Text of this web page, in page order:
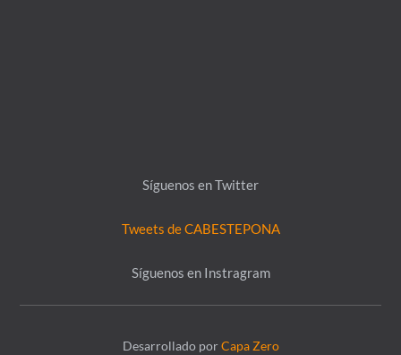
Síguenos en Twitter
Tweets de CABESTEPONA
Síguenos en Instragram
Desarrollado porCapa Zero